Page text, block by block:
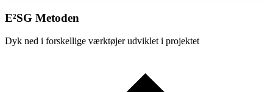
E²SG Metoden
Dyk ned i forskellige værktøjer udviklet i projektet